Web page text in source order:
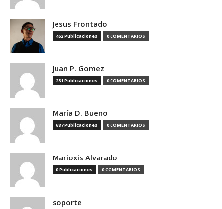
Jesus Frontado
462 Publicaciones 0 COMENTARIOS
Juan P. Gomez
231 Publicaciones 0 COMENTARIOS
María D. Bueno
687 Publicaciones 0 COMENTARIOS
Marioxis Alvarado
0 Publicaciones 0 COMENTARIOS
soporte